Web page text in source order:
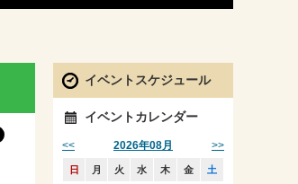
イベントスケジュール
イベントカレンダー
2026年08月
<< >>
日 月 火 水 木 金 土